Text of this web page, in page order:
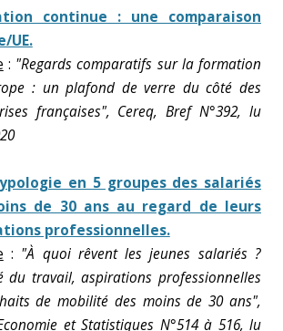
continue : une comparaison
UE.
: "Regards comparatifs sur la formation
: un plafond de verre du côté des
françaises", Cereq, Bref N°392, lu
en 5 groupes des salariés
de 30 ans au regard de leurs
professionnelles.
: "À quoi rêvent les jeunes salariés ?
du travail, aspirations professionnelles
de mobilité des moins de 30 ans",
et Statistiques N°514 à 516, lu